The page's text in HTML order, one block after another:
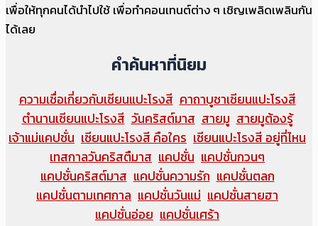
เพื่อให้ทุกคนได้นำไปใช้ เพื่อทำคอนเทนต์ต่าง ๆ เชิญเพลิดเพลินกัน
ได้เลย
คำค้นหาที่นิยม
ความเชื่อเกี่ยวกับเซียนแปะโรงสี คาถาบูชาเซียนแปะโรงสี
ตำนานเซียนแปะโรงสี วันคริสต์มาส สายมู สายมูต้องรู้
เจ้าแม่แคปชั่น เซียนแปะโรงสี คือใคร เซียนแปะโรงสี อยู่ที่ไหน
เทสกาลวันคริสตืมาส แคปชั่น แคปชั่นกวนๆ
แคปชั่นคริสต์มาส แคปชั่นความรัก แคปชั่นตลก
แคปชั่นตามเทศกาล แคปชั่นวันแม่ แคปชั่นสายฮา
แคปชั่นอ่อย แคปชั่นเศร้า